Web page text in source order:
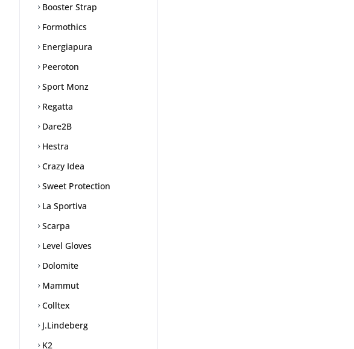
Booster Strap
Formothics
Energiapura
Peeroton
Sport Monz
Regatta
Dare2B
Hestra
Crazy Idea
Sweet Protection
La Sportiva
Scarpa
Level Gloves
Dolomite
Mammut
Colltex
J.Lindeberg
K2